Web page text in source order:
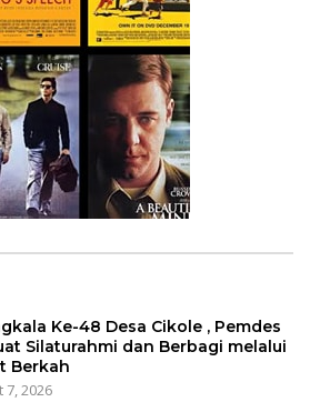
Ke-48 Desa Cikole , Pemdes
Silaturahmi dan Berbagi melalui
Berkah
7, 2026